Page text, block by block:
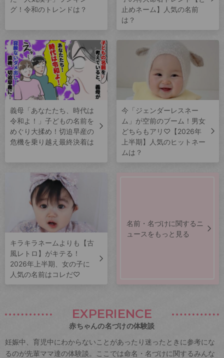
グ！令和のトレンドは？
止めネーム】人気の名前
は？
義母「あなたたち、時代は
令和よ！」子どもの名前を
めぐり大揉め！切迫早産の
危機を乗り越え最終決着は
今「ジェンダーレスネー
ム」が空前のブーム！男女
どちらもアリ♡【2026年
上半期】人気のヒットネー
ムは？
キラキラネームよりも【古
風レトロ】がキテる！
2026年上半期、女の子に
人気の名前はコレだ♡
名前・名づけに関するニ
ュースをもっと見る
EXPERIENCE
赤ちゃんの名づけの体験談
妊娠中、育児中にわからないことがあったり迷ったときに参考にな
るのが先輩ママ達の体験談。ここでは命名・名づけに関するみんな